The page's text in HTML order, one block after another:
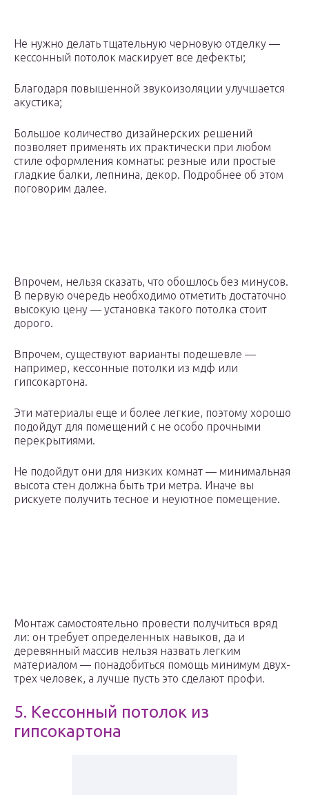
Не нужно делать тщательную черновую отделку —
кессонный потолок маскирует все дефекты;
Благодаря повышенной звукоизоляции улучшается
акустика;
Большое количество дизайнерских решений
позволяет применять их практически при любом
стиле оформления комнаты: резные или простые
гладкие балки, лепнина, декор. Подробнее об этом
поговорим далее.
Впрочем, нельзя сказать, что обошлось без минусов.
В первую очередь необходимо отметить достаточно
высокую цену — установка такого потолка стоит
дорого.
Впрочем, существуют варианты подешевле —
например, кессонные потолки из мдф или
гипсокартона.
Эти материалы еще и более легкие, поэтому хорошо
подойдут для помещений с не особо прочными
перекрытиями.
Не подойдут они для низких комнат — минимальная
высота стен должна быть три метра. Иначе вы
рискуете получить тесное и неуютное помещение.
Монтаж самостоятельно провести получиться вряд
ли: он требует определенных навыков, да и
деревянный массив нельзя назвать легким
материалом — понадобиться помощь минимум двух-
трех человек, а лучше пусть это сделают профи.
5. Кессонный потолок из
гипсокартона